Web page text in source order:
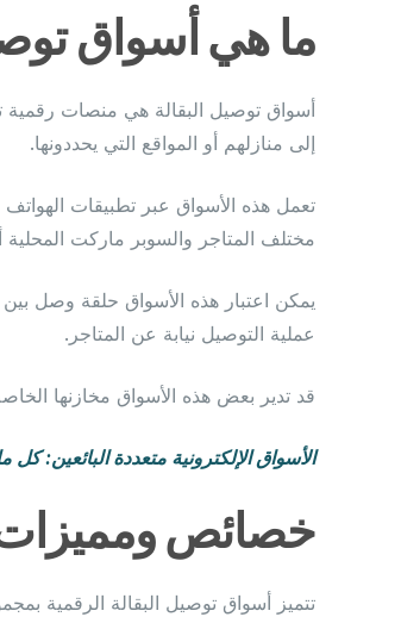
ما هي أسواق
أسواق توصيل البقالة هي منصات رقمية
إلى منازلهم أو المواقع التي يحددونها.
تعمل هذه الأسواق عبر تطبيقات
مختلف المتاجر والسوبر ماركت المحلية
يمكن اعتبار هذه الأسواق حلقة وصل بين
عملية التوصيل نيابة عن المتاجر.
قد تدير بعض هذه الأسواق مخازنها
الأسواق الإلكترونية متعددة البائعين: كل
خصائص ومميزات
تتميز أسواق توصيل البقالة الرقمية